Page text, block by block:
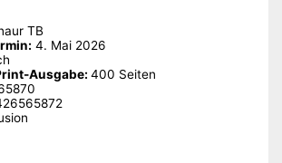
TB
‎4. Mai 2026
Ausgabe: 400 Seiten